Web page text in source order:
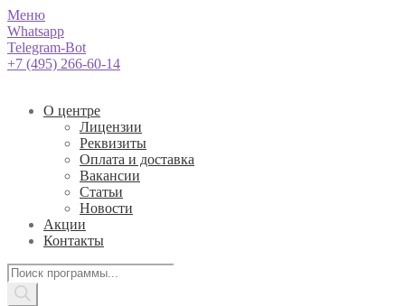
Меню
Whatsapp
Telegram-Bot
+7 (495) 266-60-14
О центре
Лицензии
Реквизиты
Оплата и доставка
Вакансии
Статьи
Новости
Акции
Контакты
Поиск
товаров